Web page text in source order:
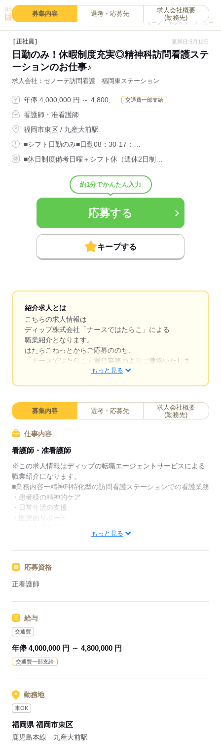
キープ
0
ログイン メニュー
募集内容 選考・応募先
求人会社概要
(勤務先)
正社員 更新日:5月12日
日勤のみ！休暇制度充実◎精神科訪問看護ステ
ーションのお仕事♪
求人会社 セノーテ訪問看護 福岡東ステーション
年俸 4,000,000 円 ～ 4,800,… 交通費一部支給
看護師・准看護師
福岡市東区 / 九産大前駅
■シフト日勤のみ■日勤08：30-17：…
■休日制度備考日曜＋シフト休（週休2日制…
約1分でかんたん入力
応募する
キープする
紹介求人とは
こちらの求人情報は
ディップ株式会社「ナースではたらこ」による
職業紹介となります。
はたらこねっとからご応募ののち、
「ナースではたらこ」運営事務局よりご連絡いたしま
求職中の看護師さんの転職を専任の
キャリアアドバイザーが入職まで無料でサポートいた
日本最大級の求人情報の中からぴったりな求人をご紹
介。
履歴書作成のアドバイスや面接日の調整だけでなく、
お給料、お休み、入職時期の交渉もサポートします。
【もちろん無料】
費用は一切かかりません。
もっと見る
募集内容 選考・応募先
求人会社概要
(勤務先)
仕事内容
看護師・准看護師
※この求人情報はディップの転職エージェントサービスによる
職業紹介になります。
■業務内容ー精神科特化型の訪問看護ステーションでの看護業務
・患者様の精神的ケア
・日常生活の支援
・医療的サポート
・訪問看護記録の作成
★おすすめポイント★
利用者様とじっくり関わることができ、個別性のある看護も求
需要が高まる在宅の分野で看護師として経験の幅が広がりま
入職後は先輩スタッフのマンツーマンでの指導や、独自の教育
システムがあり、訪問看護や精神科が未経験の方でも安心して
日勤のみで生活リズムも整い、家事や育児とも両立可能！
もっと見る
応募資格
正看護師
給与
交通費
年俸 4,000,000 円 ～ 4,800,000 円
交通費一部支給
勤務地
車OK
福岡県 福岡市東区
鹿児島本線 九産大前駅